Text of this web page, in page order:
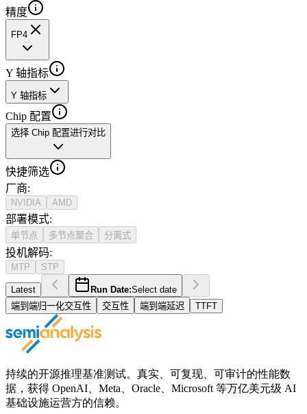
精度
FP4
Y 轴指标
Y 轴指标
Chip 配置
选择 Chip 配置进行对比
快捷筛选
厂商:
NVIDIA AMD
部署模式:
单节点 多节点聚合 分离式
投机解码:
MTP STP
Latest Run Date:Select date
端到端归一化交互性
交互性 端到端延迟 TTFT
持续的开源推理基准测试。真实、可复现、可审计的性能数
据，获得 OpenAI、Meta、Oracle、Microsoft 等万亿美元级 AI
基础设施运营方的信赖。